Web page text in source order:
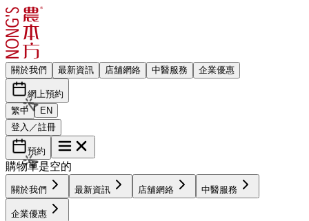
關於我們 最新資訊 店舖網絡 中醫服務 企業優惠
網上預約
繁中
EN
登入／註冊
預約
購物車是空的
關於我們 最新資訊 店舖網絡 中醫服務
企業優惠